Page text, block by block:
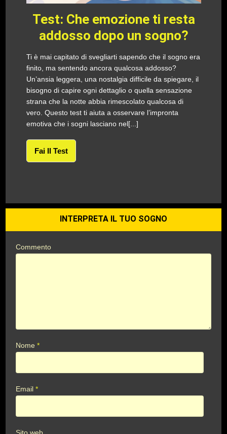
Test: Che emozione ti resta
addosso dopo un sogno?
Ti è mai capitato di svegliarti sapendo che il sogno era
finito, ma sentendo ancora qualcosa addosso?
Un’ansia leggera, una nostalgia difficile da spiegare, il
bisogno di capire ogni dettaglio o quella sensazione
strana che la notte abbia rimescolato qualcosa di
vero. Questo test ti aiuta a osservare l’impronta
emotiva che i sogni lasciano nel[...]
Fai Il Test
INTERPRETA IL TUO SOGNO
Commento
Nome*
Email*